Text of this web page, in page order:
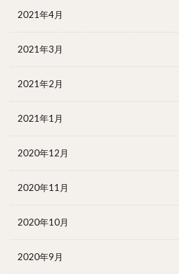
2021年4月
2021年3月
2021年2月
2021年1月
2020年12月
2020年11月
2020年10月
2020年9月